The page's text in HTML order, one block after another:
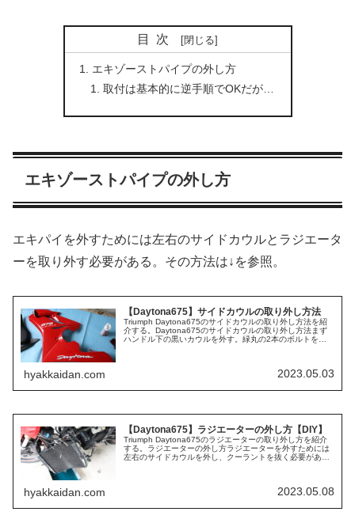
目次
エキゾーストパイプの外し方
取付は基本的に逆手順でOKだが…
エキゾーストパイプの外し方
エキパイを外すためには左右のサイドカウルとラジエータ
ーを取り外す必要がある。その方法は↓を参照。
【Daytona675】サイドカウルの取り外し方法
Triumph Daytona675のサイドカウルの取り外し方法を紹
介する。Daytona675のサイドカウルの取り外し方法まず
ハンドル下の黒いカウルを外す。緑丸の2本のボルトを外
hyakkaidan.com 2023.05.03
【Daytona675】ラジエーターの外し方【DIY】
Triumph Daytona675のラジエーターの取り外し方を紹介
する。ラジエーターの外し方ラジエーターを外すためには
左右のサイドカウルを外し、クーラントを抜く必要があ
hyakkaidan.com 2023.05.08